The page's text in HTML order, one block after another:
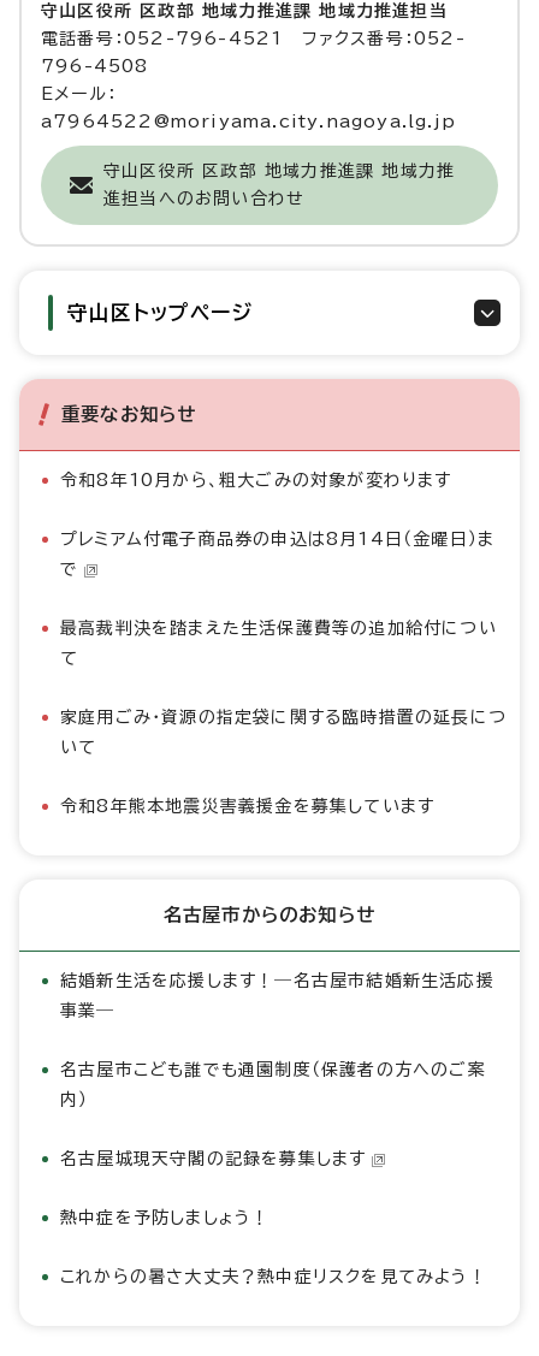
守山区役所 区政部 地域力推進課 地域力推進担当
電話番号：052-796-4521 ファクス番号：052-
796-4508
Eメール：
a7964522@moriyama.city.nagoya.lg.jp
守山区役所 区政部 地域力推進課 地域力推
進担当へのお問い合わせ
守山区トップページ
重要なお知らせ
令和8年10月から、粗大ごみの対象が変わります
プレミアム付電子商品券の申込は8月14日（金曜日）ま
で
最高裁判決を踏まえた生活保護費等の追加給付につい
て
家庭用ごみ・資源の指定袋に関する臨時措置の延長につ
いて
令和8年熊本地震災害義援金を募集しています
名古屋市からのお知らせ
結婚新生活を応援します！―名古屋市結婚新生活応援
事業―
名古屋市こども誰でも通園制度（保護者の方へのご案
内）
名古屋城現天守閣の記録を募集します
熱中症を予防しましょう！
これからの暑さ大丈夫？熱中症リスクを見てみよう！